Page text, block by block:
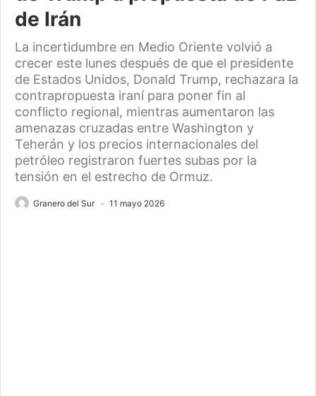
de Irán
La incertidumbre en Medio Oriente volvió a
crecer este lunes después de que el presidente
de Estados Unidos, Donald Trump, rechazara la
contrapropuesta iraní para poner fin al
conflicto regional, mientras aumentaron las
amenazas cruzadas entre Washington y
Teherán y los precios internacionales del
petróleo registraron fuertes subas por la
tensión en el estrecho de Ormuz.
Granero del Sur 11 mayo 2026